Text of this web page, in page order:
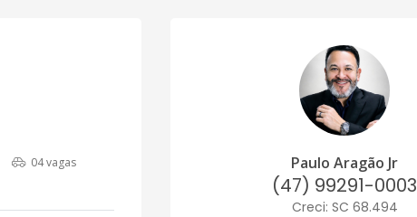
04 vagas
Paulo Aragão Jr
(47) 99291-0003
Creci: SC 68.494